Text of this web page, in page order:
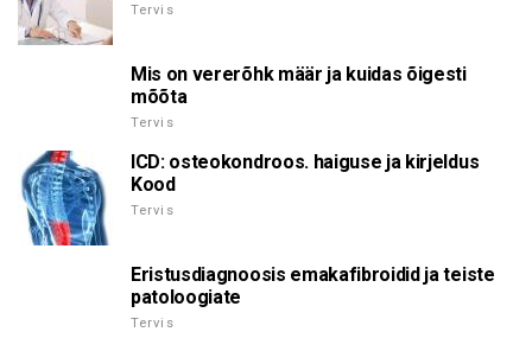
Tervis
Mis on vererõhk määr ja kuidas õigesti
mõõta
Tervis
ICD: osteokondroos. haiguse ja kirjeldus
Kood
Tervis
Eristusdiagnoosis emakafibroidid ja teiste
patoloogiate
Tervis